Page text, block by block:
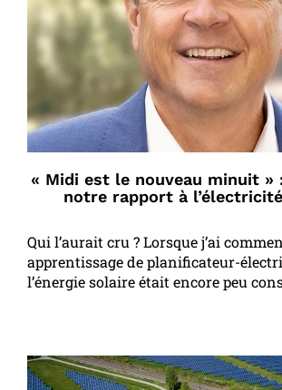
« Midi est le nouveau minuit »
notre rapport à
Qui l’aurait cru ? Lorsque j’ai
apprentissage de planificateur-
l’énergie solaire était encore peu